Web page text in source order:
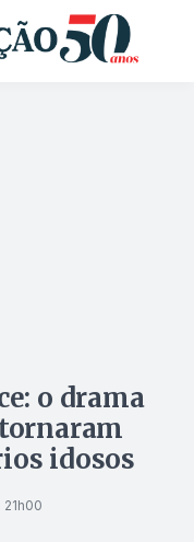
o drama
idosos